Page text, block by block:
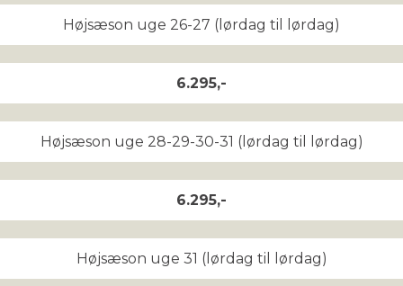
Højsæson uge 26-27 (lørdag til lørdag)
6.295,-
Højsæson uge 28-29-30-31 (lørdag til lørdag)
6.295,-
Højsæson uge 31 (lørdag til lørdag)